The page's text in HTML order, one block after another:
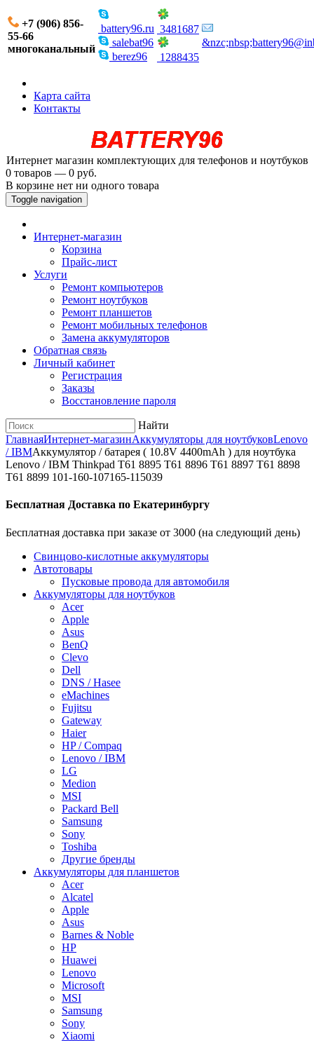
+7 (906) 856-
55-66
многоканальный
battery96.ru
salebat96
berez96
3481687
1288435
Карта сайта
Контакты
Интернет магазин комплектующих для телефонов и ноутбуков
0 товаров — 0 руб.
В корзине нет ни одного товара
Toggle navigation
Интернет-магазин
Корзина
Прайс-лист
Услуги
Ремонт компьютеров
Ремонт ноутбуков
Ремонт планшетов
Ремонт мобильных телефонов
Замена аккумуляторов
Обратная связь
Личный кабинет
Регистрация
Заказы
Восстановление пароля
Найти
ГлавнаяИнтернет-магазинАккумуляторы для ноутбуковLenovo
/ IBMАккумулятор / батарея ( 10.8V 4400mAh ) для ноутбука
Lenovo / IBM Thinkpad T61 8895 T61 8896 T61 8897 T61 8898
T61 8899 101-160-107165-115039
Бесплатная Доставка по Екатеринбургу
Бесплатная доставка при заказе от 3000 (на следующий день)
Cвинцово-кислотные аккумуляторы
Автотовары
Пусковые провода для автомобиля
Аккумуляторы для ноутбуков
Acer
Apple
Asus
BenQ
Clevo
Dell
DNS / Hasee
eMachines
Fujitsu
Gateway
Haier
HP / Compaq
Lenovo / IBM
LG
Medion
MSI
Packard Bell
Samsung
Sony
Toshiba
Другие бренды
Аккумуляторы для планшетов
Acer
Alcatel
Apple
Asus
Barnes & Noble
HP
Huawei
Lenovo
Microsoft
MSI
Samsung
Sony
Xiaomi